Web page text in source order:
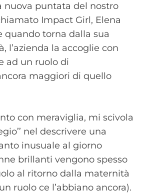
nuova puntata del nostro
Impact Girl, Elena
quando torna dalla sua
l’azienda la accoglie con
ad un ruolo di
maggiori di quello
con meraviglia, mi scivola
nel descrivere una
inusuale al giorno
brillanti vengono spesso
al ritorno dalla maternità
ruolo ce l’abbiano ancora).